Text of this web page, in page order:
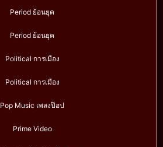
Period ย้อนยุค
Period ย้อนยุค
Political การเมือง
Political การเมือง
Pop Music เพลงป๊อป
Prime Video